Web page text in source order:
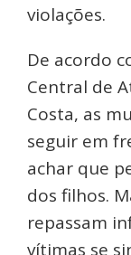
violações.
De acordo
Central de
Costa, as
seguir em
achar que
dos filhos.
repassam
vítimas se